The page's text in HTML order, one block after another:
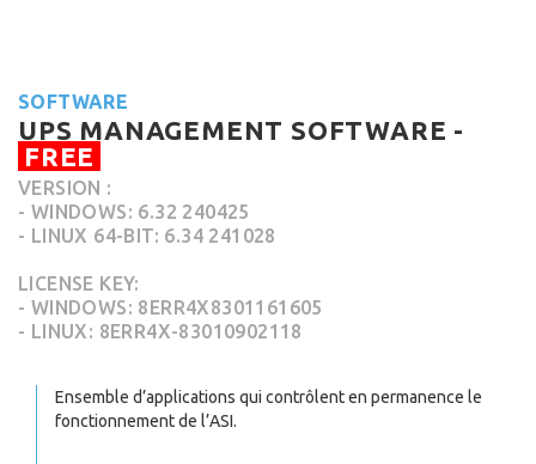
SOFTWARE
UPS MANAGEMENT SOFTWARE -
FREE
VERSION :
- WINDOWS: 6.32 240425
- LINUX 64-BIT: 6.34 241028
LICENSE KEY:
- WINDOWS: 8ERR4X8301161605
- LINUX: 8ERR4X-83010902118
Ensemble d’applications qui contrôlent en permanence le
fonctionnement de l’ASI.